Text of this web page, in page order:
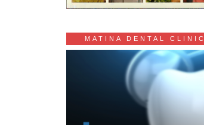
MATINA DENTAL CLINIC